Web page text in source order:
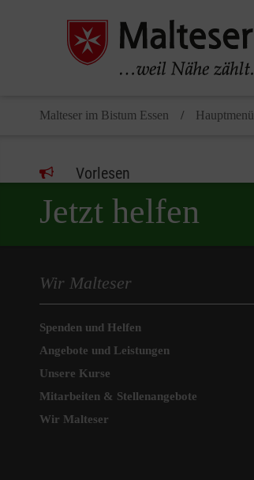
Malteser im Bistum Essen Hauptmenü
Vorlesen
Jetzt helfen
Wir Malteser
Spenden und Helfen
Angebote und Leistungen
Unsere Kurse
Mitarbeiten & Stellenangebote
Wir Malteser